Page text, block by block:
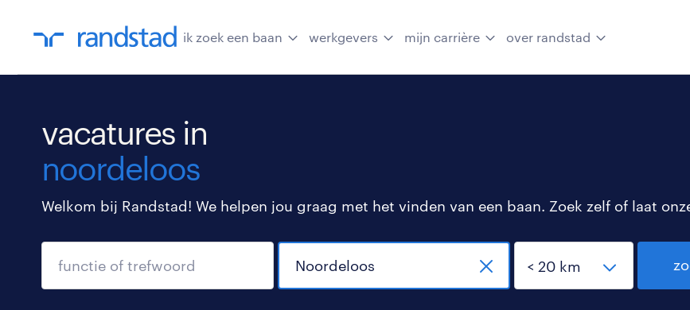
ik zoek een baan werkgevers mijn carrière over randstad
vacatures in
noordeloos
Welkom bij Randstad! We helpen jou graag met het vinden van een baan. Zoek zelf of laat